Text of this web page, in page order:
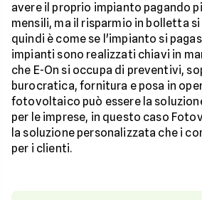
avere il proprio impianto pagando
mensili, ma il risparmio in bolletta
quindi è come se l'impianto si
impianti sono realizzati chiavi in
che E-On si occupa di preventivi,
burocratica, fornitura e posa in
fotovoltaico può essere la
per le imprese, in questo caso
la soluzione personalizzata che i
per i clienti.